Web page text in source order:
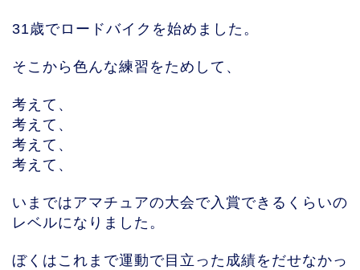
31歳でロードバイクを始めました。
そこから色んな練習をためして、
考えて、
考えて、
考えて、
考えて、
いまではアマチュアの大会で入賞できるくらいの
レベルになりました。
ぼくはこれまで運動で目立った成績をだせなかっ